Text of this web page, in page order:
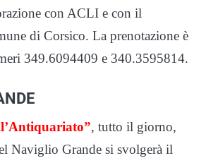
con ACLI e con il
di Corsico. La prenotazione è
349.6094409 e 340.3595814.
, tutto il giorno,
Naviglio Grande si svolgerà il